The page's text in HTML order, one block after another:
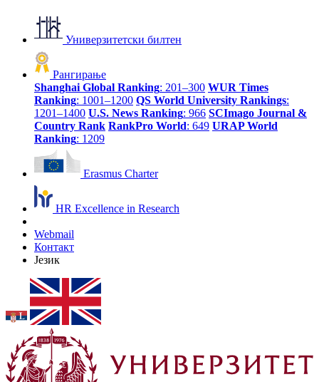
Универзитетски билтен
Рангирање
Shanghai Global Ranking: 201–300 WUR Times
Ranking: 1001–1200 QS World University Rankings:
1201–1400 U.S. News Ranking: 966 SCImago Journal &
Country Rank RankPro World: 649 URAP World
Ranking: 1209
Erasmus Charter
HR Excellence in Research
Webmail
Контакт
Језик